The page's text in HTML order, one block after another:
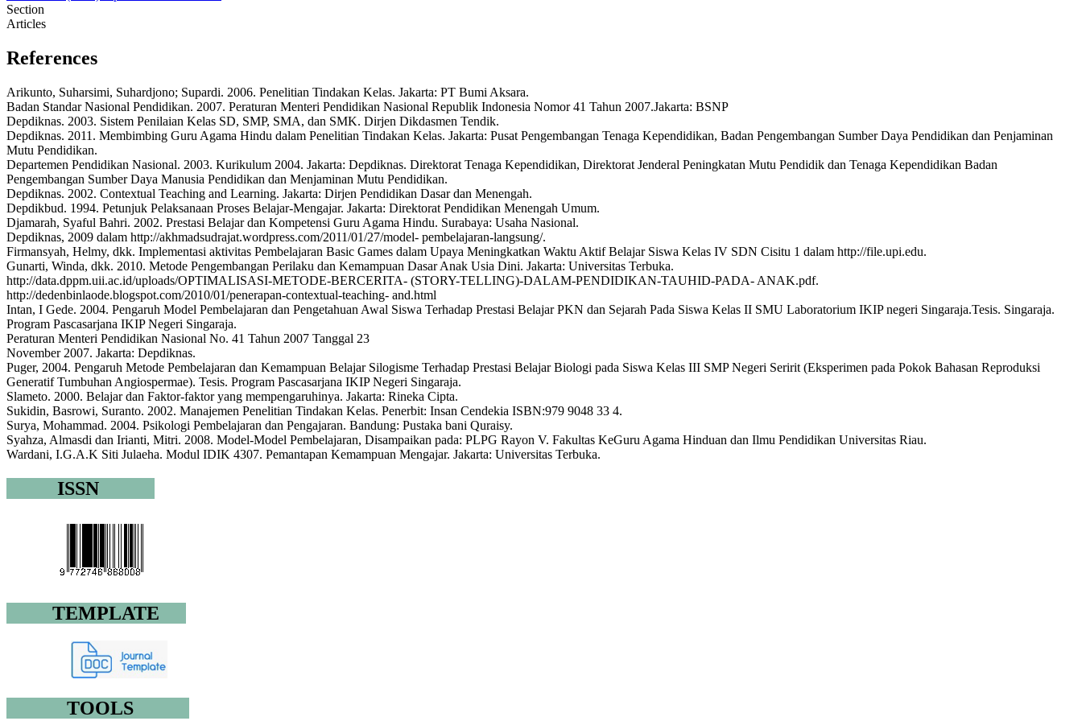
Section
Articles
References
Arikunto, Suharsimi, Suhardjono; Supardi. 2006. Penelitian Tindakan Kelas. Jakarta: PT Bumi Aksara.
Badan Standar Nasional Pendidikan. 2007. Peraturan Menteri Pendidikan Nasional Republik Indonesia Nomor 41 Tahun 2007.Jakarta: BSNP
Depdiknas. 2003. Sistem Penilaian Kelas SD, SMP, SMA, dan SMK. Dirjen Dikdasmen Tendik.
Depdiknas. 2011. Membimbing Guru Agama Hindu dalam Penelitian Tindakan Kelas. Jakarta: Pusat Pengembangan Tenaga Kependidikan, Badan Pengembangan Sumber Daya Pendidikan dan Penjaminan
Mutu Pendidikan.
Departemen Pendidikan Nasional. 2003. Kurikulum 2004. Jakarta: Depdiknas. Direktorat Tenaga Kependidikan, Direktorat Jenderal Peningkatan Mutu Pendidik dan Tenaga Kependidikan Badan
Pengembangan Sumber Daya Manusia Pendidikan dan Menjaminan Mutu Pendidikan.
Depdiknas. 2002. Contextual Teaching and Learning. Jakarta: Dirjen Pendidikan Dasar dan Menengah.
Depdikbud. 1994. Petunjuk Pelaksanaan Proses Belajar-Mengajar. Jakarta: Direktorat Pendidikan Menengah Umum.
Djamarah, Syaful Bahri. 2002. Prestasi Belajar dan Kompetensi Guru Agama Hindu. Surabaya: Usaha Nasional.
Depdiknas, 2009 dalam http://akhmadsudrajat.wordpress.com/2011/01/27/model- pembelajaran-langsung/.
Firmansyah, Helmy, dkk. Implementasi aktivitas Pembelajaran Basic Games dalam Upaya Meningkatkan Waktu Aktif Belajar Siswa Kelas IV SDN Cisitu 1 dalam http://file.upi.edu.
Gunarti, Winda, dkk. 2010. Metode Pengembangan Perilaku dan Kemampuan Dasar Anak Usia Dini. Jakarta: Universitas Terbuka.
http://data.dppm.uii.ac.id/uploads/OPTIMALISASI-METODE-BERCERITA- (STORY-TELLING)-DALAM-PENDIDIKAN-TAUHID-PADA- ANAK.pdf.
http://dedenbinlaode.blogspot.com/2010/01/penerapan-contextual-teaching- and.html
Intan, I Gede. 2004. Pengaruh Model Pembelajaran dan Pengetahuan Awal Siswa Terhadap Prestasi Belajar PKN dan Sejarah Pada Siswa Kelas II SMU Laboratorium IKIP negeri Singaraja.Tesis. Singaraja.
Program Pascasarjana IKIP Negeri Singaraja.
Peraturan Menteri Pendidikan Nasional No. 41 Tahun 2007 Tanggal 23
November 2007. Jakarta: Depdiknas.
Puger, 2004. Pengaruh Metode Pembelajaran dan Kemampuan Belajar Silogisme Terhadap Prestasi Belajar Biologi pada Siswa Kelas III SMP Negeri Seririt (Eksperimen pada Pokok Bahasan Reproduksi
Generatif Tumbuhan Angiospermae). Tesis. Program Pascasarjana IKIP Negeri Singaraja.
Slameto. 2000. Belajar dan Faktor-faktor yang mempengaruhinya. Jakarta: Rineka Cipta.
Sukidin, Basrowi, Suranto. 2002. Manajemen Penelitian Tindakan Kelas. Penerbit: Insan Cendekia ISBN:979 9048 33 4.
Surya, Mohammad. 2004. Psikologi Pembelajaran dan Pengajaran. Bandung: Pustaka bani Quraisy.
Syahza, Almasdi dan Irianti, Mitri. 2008. Model-Model Pembelajaran, Disampaikan pada: PLPG Rayon V. Fakultas KeGuru Agama Hinduan dan Ilmu Pendidikan Universitas Riau.
Wardani, I.G.A.K Siti Julaeha. Modul IDIK 4307. Pemantapan Kemampuan Mengajar. Jakarta: Universitas Terbuka.
ISSN
TEMPLATE
TOOLS